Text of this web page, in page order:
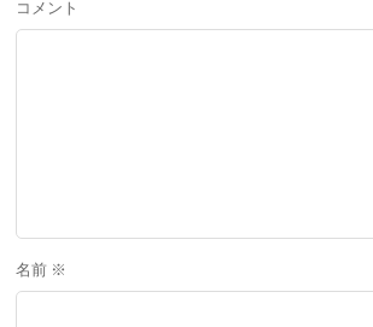
コメント
名前 ※